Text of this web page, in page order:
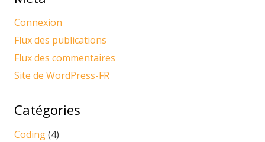
Connexion
Flux des publications
Flux des commentaires
Site de WordPress-FR
Catégories
Coding(4)